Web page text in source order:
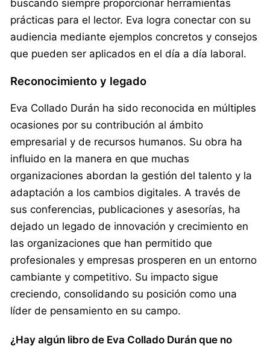
buscando siempre proporcionar herramientas
prácticas para el lector. Eva logra conectar con su
audiencia mediante ejemplos concretos y consejos
que pueden ser aplicados en el día a día laboral.
Reconocimiento y legado
Eva Collado Durán ha sido reconocida en múltiples
ocasiones por su contribución al ámbito
empresarial y de recursos humanos. Su obra ha
influido en la manera en que muchas
organizaciones abordan la gestión del talento y la
adaptación a los cambios digitales. A través de
sus conferencias, publicaciones y asesorías, ha
dejado un legado de innovación y crecimiento en
las organizaciones que han permitido que
profesionales y empresas prosperen en un entorno
cambiante y competitivo. Su impacto sigue
creciendo, consolidando su posición como una
líder de pensamiento en su campo.
¿Hay algún libro de Eva Collado Durán que no